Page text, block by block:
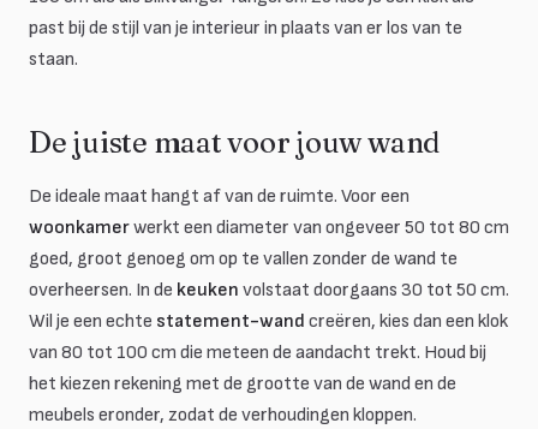
past bij de stijl van je interieur in plaats van er los van te
staan.
De juiste maat voor jouw wand
De ideale maat hangt af van de ruimte. Voor een
woonkamerwerkt een diameter van ongeveer 50 tot 80 cm
goed, groot genoeg om op te vallen zonder de wand te
overheersen. In de keuken volstaat doorgaans 30 tot 50 cm.
Wil je een echte statement-wand creëren, kies dan een klok
van 80 tot 100 cm die meteen de aandacht trekt. Houd bij
het kiezen rekening met de grootte van de wand en de
meubels eronder, zodat de verhoudingen kloppen.